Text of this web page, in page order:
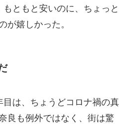
ともと安いのに、ちょっと
が嬉しかった。
は、ちょうどコロナ禍の真
良も例外ではなく、街は驚